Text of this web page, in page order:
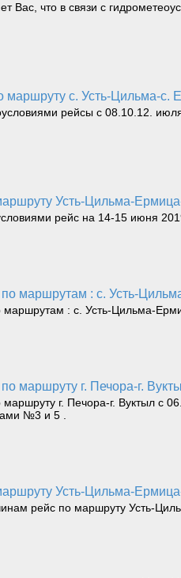
Вас, что в связи с
маршруту с. Усть-Цильма-с.
рейсы с 08.10.12.
Усть-Цильма-
рейс на 14-15 июня
по маршрутам : с. Усть-
маршрутам : с. Усть-Цильма-
по маршруту г. Печора-г.
г. Печора-г. Вуктыл с
№3 и 5 .
Усть-Цильма-
рейс по маршруту Усть-